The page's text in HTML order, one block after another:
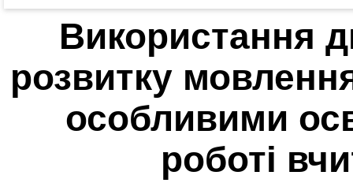
Використання
розвитку
особливими
роботі